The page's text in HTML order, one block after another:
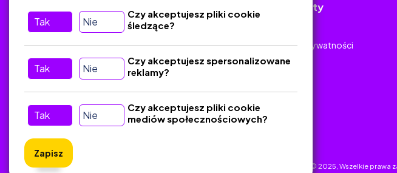
5.2. Webinary (1)
5. Aktywności Cyfrowe I
Online (1)
6.2. Plakaty Edukacyjne
(1)
Kontakt
Dokumenty
Polityka Prywatności
ZlotyNauczyciel.pl © 2025, Wszelkie prawa
Tak Nie
Czy akceptujesz pliki cookie
śledzące?
Tak Nie
Czy akceptujesz spersonalizowane
reklamy?
Tak Nie
Czy akceptujesz pliki cookie
mediów społecznościowych?
Zapisz